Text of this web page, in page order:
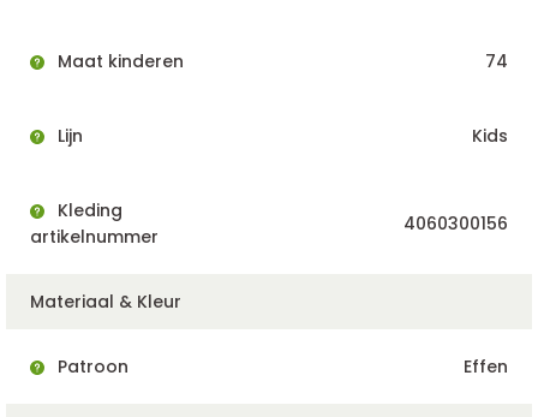
Maat kinderen 74
Lijn Kids
Kleding
artikelnummer
4060300156
Materiaal & Kleur
Patroon Effen